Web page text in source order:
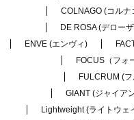
COLNAGO (コルナ
DE ROSA (デロー
ENVE (エンヴィ)
FOCUS（フォ
FULCRUM (
GIANT (ジャイア
Lightweight (ライトウェ